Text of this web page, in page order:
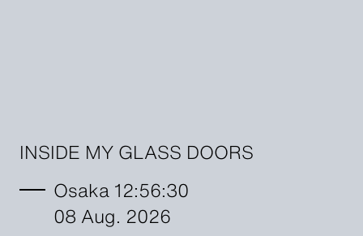
INSIDE MY GLASS DOORS
Osaka 12:56:32
08 Aug. 2026